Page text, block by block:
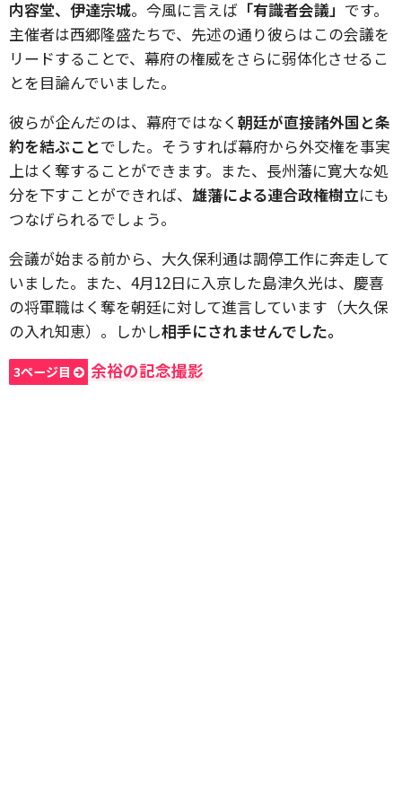
内容堂、伊達宗城。今風に言えば 「有識者会議」 です。
主催者は西郷隆盛たちで、先述の通り彼らはこの会議を
リードすることで、幕府の権威をさらに弱体化させるこ
とを目論んでいました。
彼らが企んだのは、幕府ではなく 朝廷が直接諸外国と条
約を結ぶことでした。そうすれば幕府から外交権を事実
上はく奪することができます。また、長州藩に寛大な処
分を下すことができれば、 雄藩による連合政権樹立にも
つなげられるでしょう。
会議が始まる前から、大久保利通は調停工作に奔走して
いました。また、4月12日に入京した島津久光は、慶喜
の将軍職はく奪を朝廷に対して進言しています（大久保
の入れ知恵）。しかし相手にされませんでした。
3ページ目 余裕の記念撮影